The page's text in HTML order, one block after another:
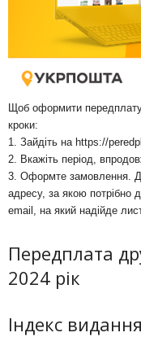
Щоб оформити передплату
кроки:
1. Зайдіть на https://
2. Вкажіть період,
3. Оформте замовлення.
адресу, за якою потрібно
email, на який надійде
Передплата
2024 рік
Індекс